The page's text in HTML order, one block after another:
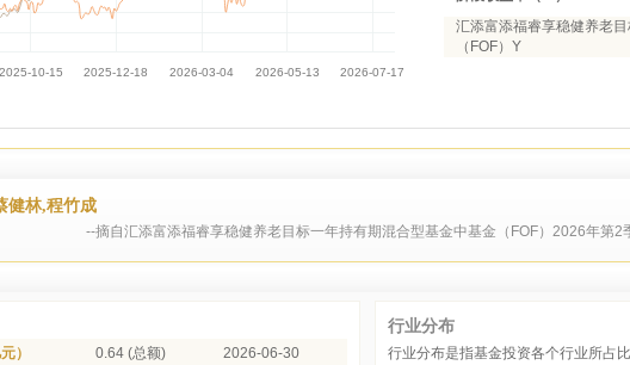
汇添富添福睿享稳健养老
（FOF）Y
健林,程竹成
--摘自汇添富添福睿享稳健养老目标一年持有期混合型基金中基金（FOF）2026年第2
） 0.64 (总额) 2026-06-30
行业分布
行业分布是指基金投资各个行业所占比